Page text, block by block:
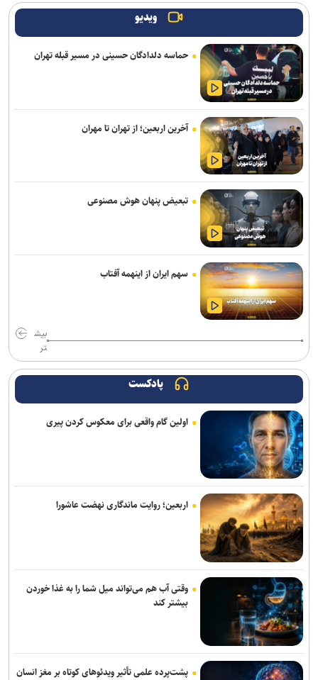
انتخاب و انطباق هوشمندانه محصول؛ نخستین گام صادرات موفق صنایع
فرهنگی
از مربیگری در اوکلند ریدرز تا گزارشگری و بازی ویدئویی؛ روایت زندگی
اسطورهای که فوتبال آمریکایی را متحول کرد
خوانندهٔ برندهٔ گرمی در کنار جی‌جی
انتشار نمایشنامه رادیویی «یاغی»
«آبجی‌ها و آقاجان» در تالار حافظ روی صحنه می‌رود
خبرنگار؛ روایتگر روز‌هایی که از سر گذراندیم و فردایی که پیش رو داریم
فیلم مرموز ونیز به‌دلیل «ملاحظات امنیتی» از اعلام رسمی جا ماند
پایان فیلمبرداری «پدر سنگ»/ روایتی از زخم‌های کودکی
«مرد عنکبوتی: یک روز تازه» در آستانه فتح رکوردهای تازه؛ «اودیسه» از
خبرنگاری در روزهای عادی، پیشه‌ای شریف، اما در روزهای سخت، سیمایی
از مجاهدت فرهنگی و اجتماعی پیدا می‌کند
خبرنگاران در خط مقدم جنگ روایت‌ها قرار دارند
مشاغل ایثارگران در دستور کار است
پیام‌های روز خبرنگار نهادهای فرهنگی و هنری؛ از پاسداشت حقیقت تا
روایت فرهنگ و هنر
هیئت داوران پنجمین سوگواره ملی نمایش‌های آیینی و مذهبی «نی‌ناله»
معرفی شدند
با رفتن اکبر عبدی یک برادر را از دست دادم/ بازیگری که همیشه برگ
برنده‌ای با خود داشت
ویدیو
حماسه دلدادگان حسینی در مسیر قبله تهران
آخرین اربعین؛ از تهران تا مهران
تبعیض پنهان هوش مصنوعی
سهم ایران از اینهمه آفتاب
بیش
تر
پادکست
اولین گام واقعی برای معکوس کردن پیری
اربعین؛ روایت ماندگاری نهضت عاشورا
وقتی آب هم می‌تواند میل شما را به غذا خوردن
بیشتر کند
پشت‌پرده علمی تأثیر ویدئو‌های کوتاه بر مغز انسان